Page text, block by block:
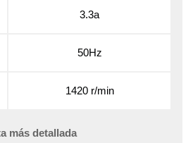
3.3a
50Hz
1420 r/min
más detallada